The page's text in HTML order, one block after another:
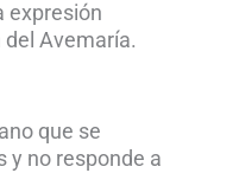
expresión
Avemaría.
que se
y no responde a